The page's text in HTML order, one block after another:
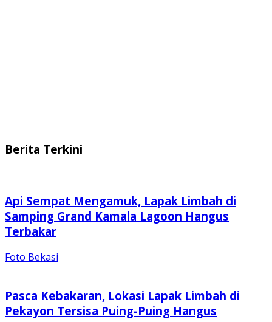
Berita Terkini
Api Sempat Mengamuk, Lapak Limbah di
Samping Grand Kamala Lagoon Hangus
Terbakar
Foto Bekasi
Pasca Kebakaran, Lokasi Lapak Limbah di
Pekayon Tersisa Puing-Puing Hangus